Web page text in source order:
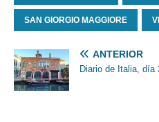
SAN GIORGIO MAGGIORE
ANTERIOR
Diario de Italia, día